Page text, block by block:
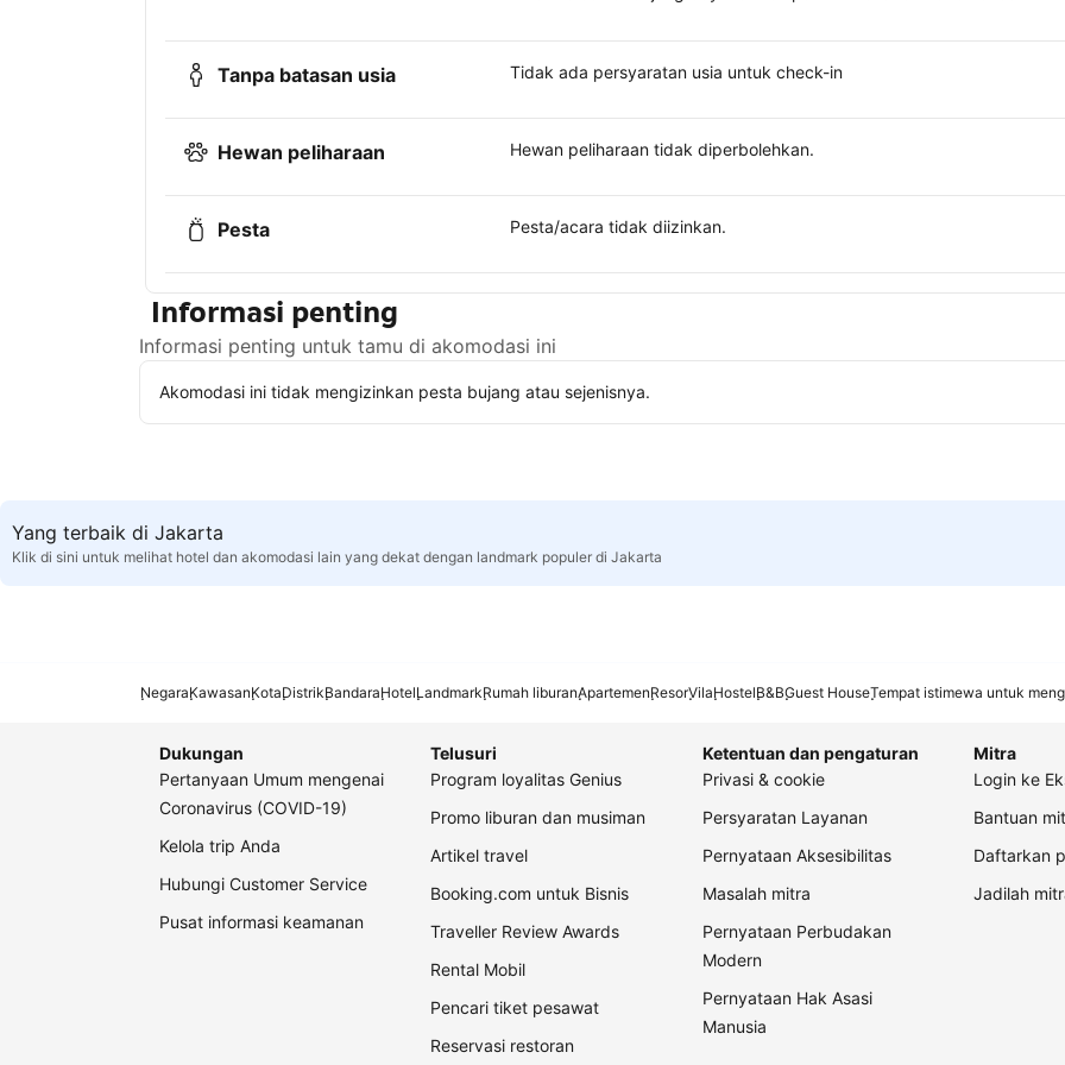
Tanpa batasan usia Tidak ada persyaratan usia untuk check-in
Hewan peliharaan Hewan peliharaan tidak diperbolehkan.
Pesta Pesta/acara tidak diizinkan.
Informasi penting
Informasi penting untuk tamu di akomodasi ini
Akomodasi ini tidak mengizinkan pesta bujang atau sejenisnya.
Yang terbaik di Jakarta
Klik di sini untuk melihat hotel dan akomodasi lain yang dekat dengan landmark populer di Jakarta
NegaraKawasanKotaDistrikBandaraHotelLandmarkRumah liburanApartemenResorVilaHostelB&BGuest HouseTempat istimewa untuk
Dukungan
Pertanyaan Umum mengenai
Coronavirus (COVID-19)
Kelola trip Anda
Hubungi Customer Service
Pusat informasi keamanan
Telusuri
Program loyalitas Genius
Promo liburan dan musiman
Artikel travel
Booking.com untuk Bisnis
Traveller Review Awards
Rental Mobil
Pencari tiket pesawat
Reservasi restoran
Ketentuan dan pengaturan
Privasi & cookie
Persyaratan Layanan
Pernyataan Aksesibilitas
Masalah mitra
Pernyataan Perbudakan
Modern
Pernyataan Hak Asasi
Manusia
Mitra
Login ke
Bantuan
Daftarkan
Jadilah